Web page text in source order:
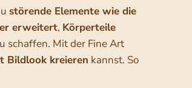
störende Elemente wie die
erweitert, Körperteile
schaffen. Mit der Fine Art
Bildlook kreieren kannst. So